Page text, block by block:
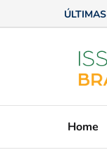
ÚLTIMAS
Home